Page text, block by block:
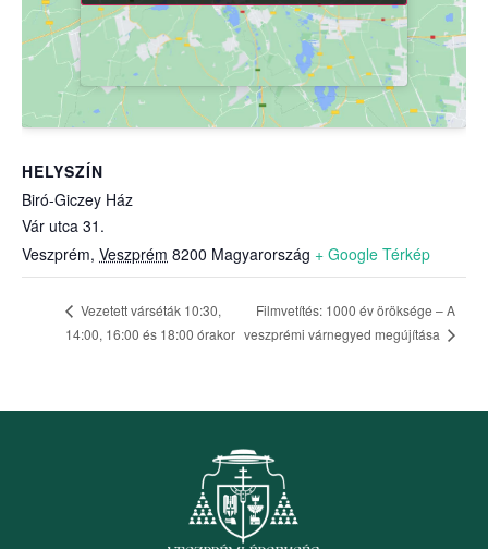
HELYSZÍN
Biró-Giczey Ház
Vár utca 31.
Veszprém, Veszprém 8200 Magyarország + Google Térkép
Vezetett várséták 10:30,
14:00, 16:00 és 18:00 órakor
Filmvetítés: 1000 év öröksége – A
veszprémi várnegyed megújítása